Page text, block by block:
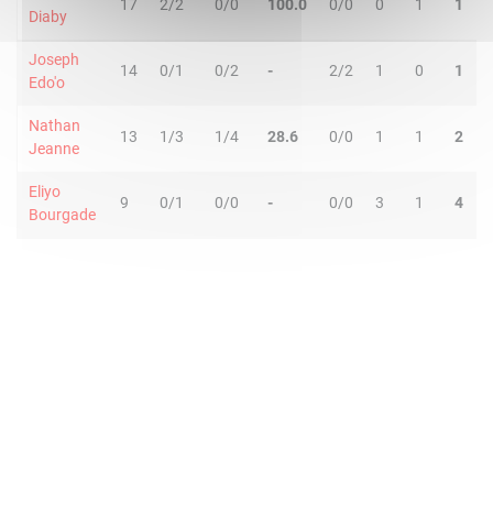
Diaby
17 2/2 0/0 100.0 0/0 0 1 1
Joseph
Edo'o
14 0/1 0/2 - 2/2 1 0 1
Nathan
Jeanne
13 1/3 1/4 28.6 0/0 1 1 2
Eliyo
Bourgade
9 0/1 0/0 - 0/0 3 1 4